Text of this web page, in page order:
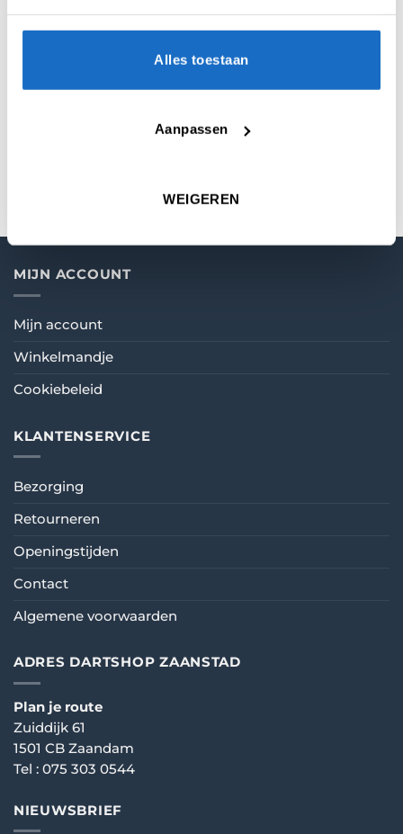
Alles toestaan
Aanpassen
WEIGEREN
MIJN ACCOUNT
Mijn account
Winkelmandje
Cookiebeleid
KLANTENSERVICE
Bezorging
Retourneren
Openingstijden
Contact
Algemene voorwaarden
ADRES DARTSHOP ZAANSTAD
Plan je route
Zuiddijk 61
1501 CB Zaandam
Tel : 075 303 0544
NIEUWSBRIEF